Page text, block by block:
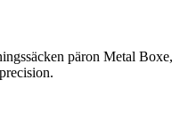
päron Metal Boxe,